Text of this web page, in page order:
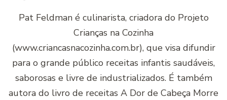
Pat Feldman é culinarista, criadora do Projeto
Crianças na Cozinha
(www.criancasnacozinha.com.br), que visa difundir
para o grande público receitas infantis saudáveis,
saborosas e livre de industrializados. É também
autora do livro de receitas A Dor de Cabeça Morre